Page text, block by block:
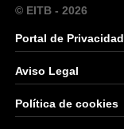
© EITB - 2026
Portal de Privacidad
Aviso Legal
Política de cookies